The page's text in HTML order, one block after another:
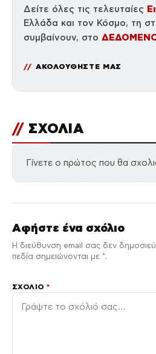
Δείτε όλες τις τελευταίες
Ελλάδα και τον Κόσμο, τη
συμβαίνουν, στο
ΑΚΟΛΟΥΘΗΣΤΕ ΜΑΣ
// ΣΧΟΛΙΑ
Γίνετε ο πρώτος που θα
Αφήστε ένα σχόλιο
Η διεύθυνση email σας δεν
πεδία σημειώνονται με *.
ΣΧΌΛΙΟ*